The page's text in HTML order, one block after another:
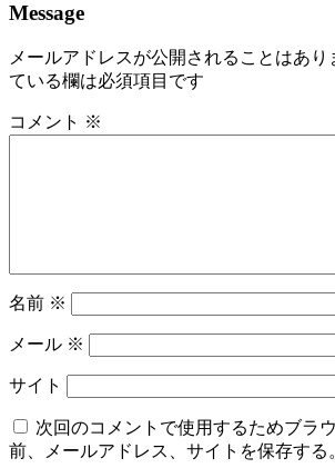
Message
メールアドレスが公開されることはあり
ている欄は必須項目です
コメント ※
名前 ※
メール ※
サイト
次回のコメントで使用するためブラ
前、メールアドレス、サイトを保存する